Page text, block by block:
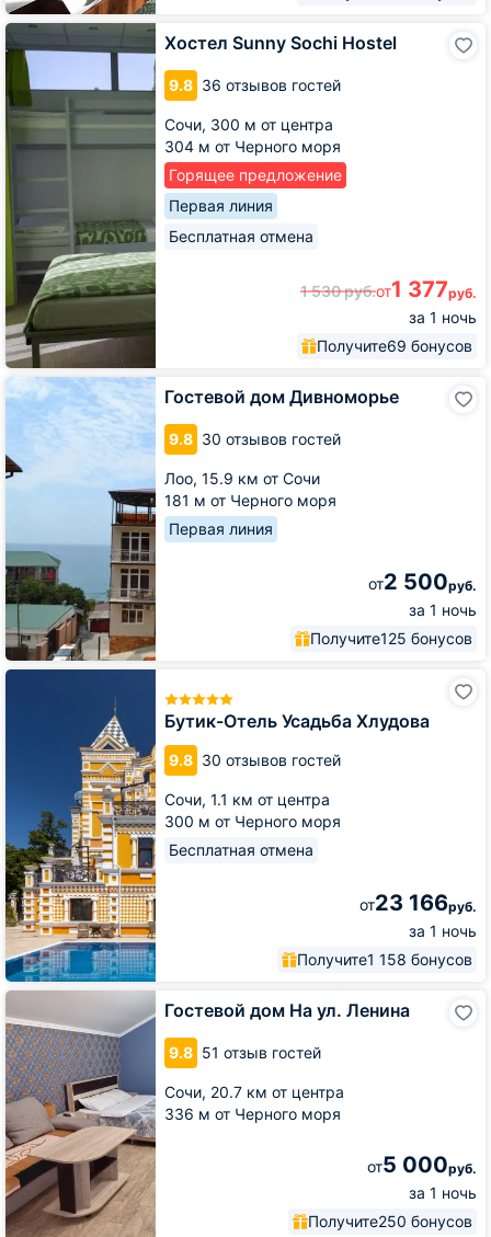
Хостел Sunny Sochi Hostel
9.8 36 отзывов гостей
Сочи, 300 м от центра
304 м от Черного моря
Горящее предложение
Первая линия
Бесплатная отмена
1 530руб.от1 377руб.
за 1 ночь
Получите69 бонусов
Хостел
Sunny
Sochi
Hostel
Гостевой дом Дивноморье
9.8 30 отзывов гостей
Лоо, 15.9 км от Сочи
181 м от Черного моря
Первая линия
от2 500руб.
за 1 ночь
Получите125 бонусов
Гостевой
дом
Дивноморье
Бутик-Отель Усадьба Хлудова
9.8 30 отзывов гостей
Сочи, 1.1 км от центра
300 м от Черного моря
Бесплатная отмена
от23 166руб.
за 1 ночь
Получите1 158 бонусов
Бутик-
Гостевой дом На ул. Ленина
9.8 51 отзыв гостей
Сочи, 20.7 км от центра
336 м от Черного моря
от5 000руб.
за 1 ночь
Получите250 бонусов
Гостевой
дом
На
ул.
Ленина